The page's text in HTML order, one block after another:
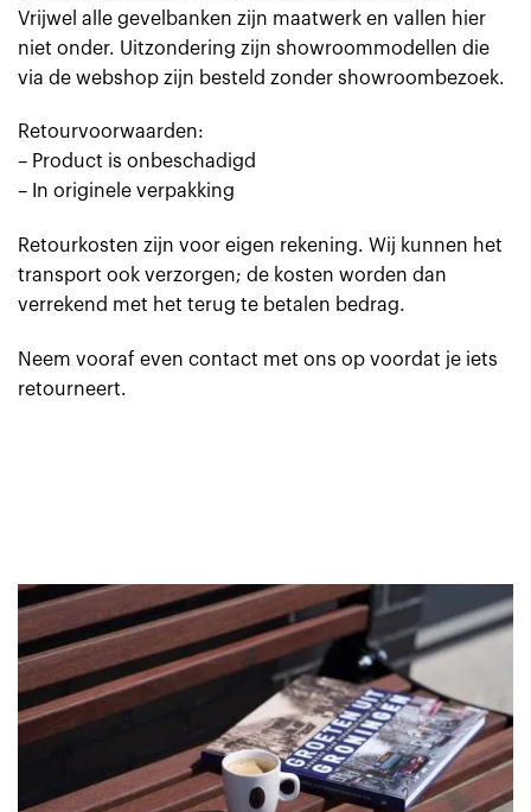
Vrijwel alle gevelbanken zijn maatwerk en vallen hier
niet onder. Uitzondering zijn showroommodellen die
via de webshop zijn besteld zonder showroombezoek.
Retourvoorwaarden:
– Product is onbeschadigd
– In originele verpakking
Retourkosten zijn voor eigen rekening. Wij kunnen het
transport ook verzorgen; de kosten worden dan
verrekend met het terug te betalen bedrag.
Neem vooraf even contact met ons op voordat je iets
retourneert.